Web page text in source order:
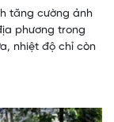
tăng cường ảnh
phương trong
nhiệt độ chỉ còn